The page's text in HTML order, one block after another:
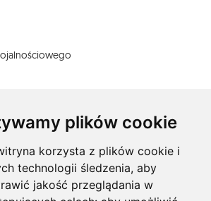
plików cookie
korzysta z plików cookie i
technologii śledzenia, aby
jakość przeglądania w
w sklepie olium.pl?